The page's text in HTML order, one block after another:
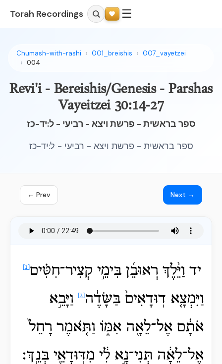
Torah Recordings ☰
Chumash-with-rashi 001_breishis
007_vayetzei
004
Revi'i - Bereishis/Genesis - Parshas
Vayeitzei 30:14-27
ספר בראשית - פרשת ויצא - רביעי - ל:יד-כז
ספר בראשית - פרשת ויצא - רביעי - ל:יד-כז
← Prev Next →
יד וַיֵּ֨לֶךְ רְאוּבֵ֜ן בִּימֵ֣י קְצִיר־חִטִּ֗ים
וַיִּמְצָ֤א דֽוּדָאִים֙ בַּשָּׂדֶ֔ה
וַיָּבֵ֣א
אֹתָ֔ם אֶל־לֵאָ֖ה אִמּ֑וֹ וַתֹּ֤אמֶר רָחֵל֙
אֶל־לֵאָ֔ה תְּנִי־נָ֣א לִ֔י מִדּֽוּדָאֵ֖י בְּנֵֽךְ׃